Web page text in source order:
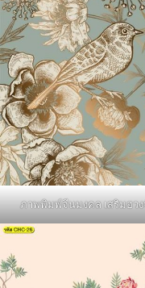
ภาพพิมพ์จีนมงคล เสริมฮว